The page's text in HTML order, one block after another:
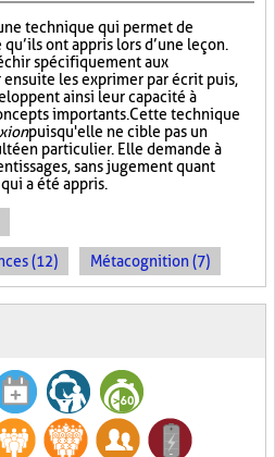
technique qui permet de
ont appris lors d’une leçon.
spécifiquement aux
les exprimer par écrit puis,
ainsi leur capacité à
importants. Cette technique
puisqu'elle ne cible pas un
en particulier. Elle demande à
sans jugement quant
a été appris.
(12) Métacognition (7)